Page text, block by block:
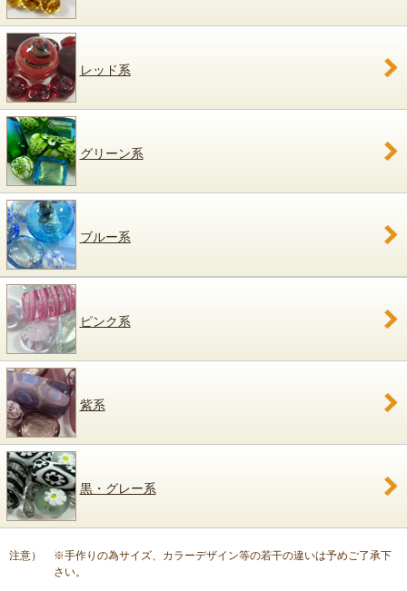
レッド系
グリーン系
ブルー系
ピンク系
紫系
黒・グレー系
注意）
※手作りの為サイズ、カラーデザイン等の若干の違いは予めご了承下
さい。